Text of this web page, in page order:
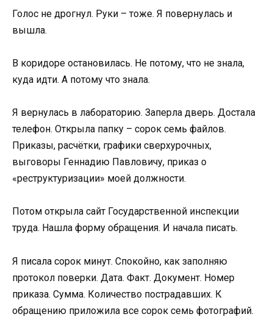
Голос не дрогнул. Руки – тоже. Я повернулась и
вышла.
В коридоре остановилась. Не потому, что не знала,
куда идти. А потому что знала.
Я вернулась в лабораторию. Заперла дверь. Достала
телефон. Открыла папку – сорок семь файлов.
Приказы, расчётки, графики сверхурочных,
выговоры Геннадию Павловичу, приказ о
«реструктуризации» моей должности.
Потом открыла сайт Государственной инспекции
труда. Нашла форму обращения. И начала писать.
Я писала сорок минут. Спокойно, как заполняю
протокол поверки. Дата. Факт. Документ. Номер
приказа. Сумма. Количество пострадавших. К
обращению приложила все сорок семь фотографий.